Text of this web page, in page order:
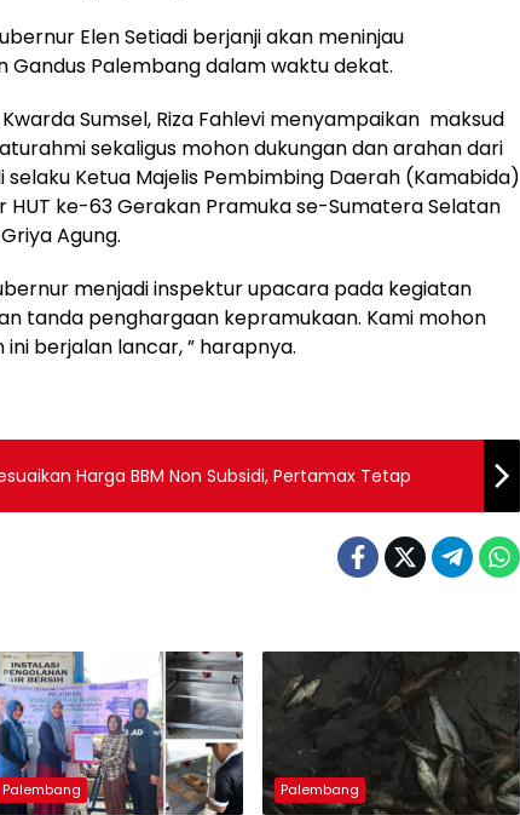
Elen Setiadi berjanji akan meninjau
Palembang dalam waktu dekat.
Sumsel, Riza Fahlevi menyampaikan maksud
sekaligus mohon dukungan dan arahan dari
selaku Ketua Majelis Pembimbing Daerah (Kamabida)
ke-63 Gerakan Pramuka se-Sumatera Selatan
Agung.
menjadi inspektur upacara pada kegiatan
tanda penghargaan kepramukaan. Kami mohon
berjalan lancar, ” harapnya.
Harga BBM Non Subsidi, Pertamax Tetap
Palembang Palembang